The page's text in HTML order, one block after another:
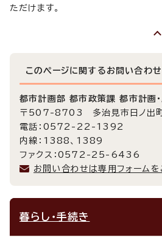
ただけます。
このページに関する お問い合わせ
都市計画部 都市政策課 都市計画
〒507-8703 多治見市日ノ出
電話：0572-22-1392
内線：1388、1389
ファクス：0572-25-6436
お問い合わせは専用フォームを
暮らし・手続き